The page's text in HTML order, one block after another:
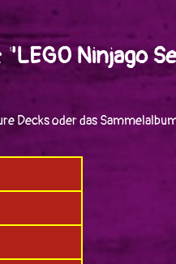
Ninjago
Decks oder das